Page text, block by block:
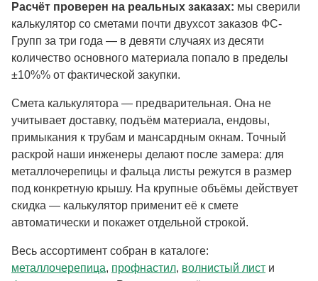
Расчёт проверен на реальных заказах: мы сверили
калькулятор со сметами почти двухсот заказов ФС-
Групп за три года — в девяти случаях из десяти
количество основного материала попало в пределы
±10%% от фактической закупки.
Смета калькулятора — предварительная. Она не
учитывает доставку, подъём материала, ендовы,
примыкания к трубам и мансардным окнам. Точный
раскрой наши инженеры делают после замера: для
металлочерепицы и фальца листы режутся в размер
под конкретную крышу. На крупные объёмы действует
скидка — калькулятор применит её к смете
автоматически и покажет отдельной строкой.
Весь ассортимент собран в каталоге:
металлочерепица, профнастил, волнистый лист и